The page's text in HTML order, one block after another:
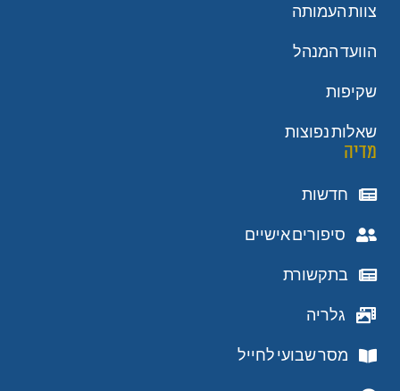
צוות העמותה
הוועד המנהל
שקיפות
שאלות נפוצות
מדיה
חדשות
סיפורים אישיים
בתקשורת
גלריה
מסר שבועי לחייל